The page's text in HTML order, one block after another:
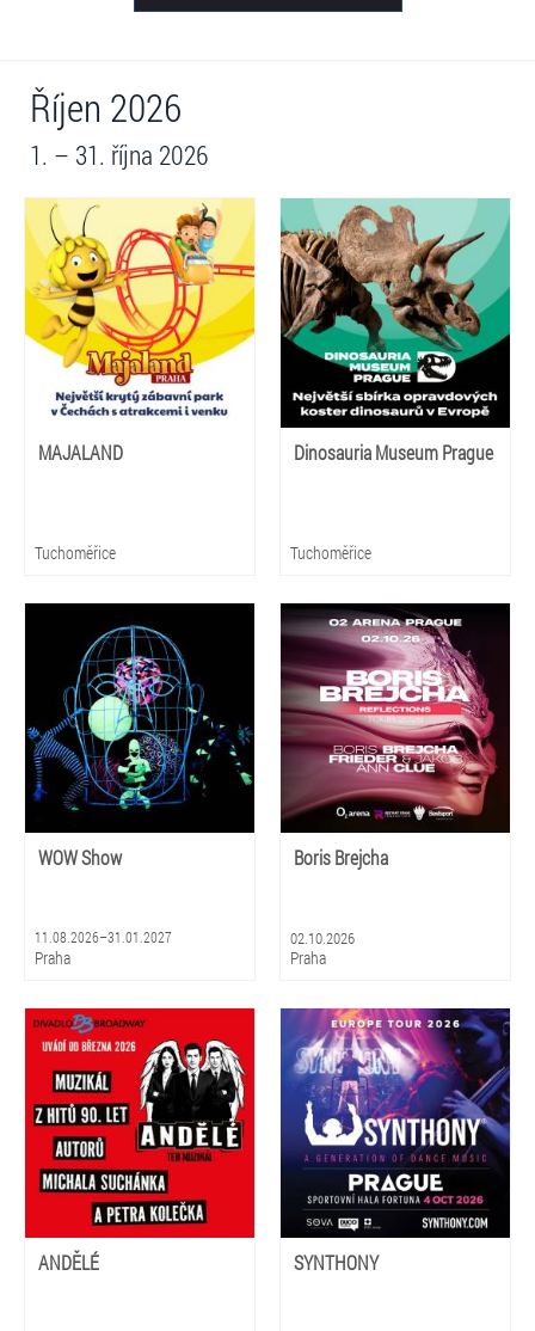
Říjen 2026
1. – 31. října 2026
MAJALAND
Tuchoměřice
Dinosauria Museum Prague
Tuchoměřice
WOW Show
11.08.2026–31.01.2027
Praha
Boris Brejcha
02.10.2026
Praha
ANDĚLÉ SYNTHONY